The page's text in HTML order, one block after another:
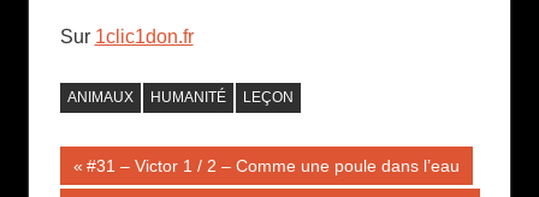
Sur 1clic1don.fr
ANIMAUX HUMANITÉ LEÇON
Navigation
Publication
#31 – Victor 1 / 2 – Comme une poule dans l’eau